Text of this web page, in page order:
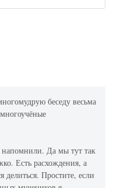
беседу весьма
Да мы тут так
Есть расхождения, а
делиться. Простите, если